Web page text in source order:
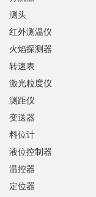
测头
红外测温仪
火焰探测器
转速表
激光粒度仪
测距仪
变送器
料位计
液位控制器
温控器
定位器